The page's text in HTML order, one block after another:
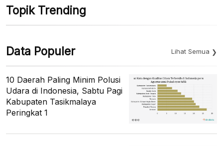
Topik Trending
Data Populer Lihat Semua
10 Daerah Paling Minim Polusi
Udara di Indonesia, Sabtu Pagi
Kabupaten Tasikmalaya
Peringkat 1